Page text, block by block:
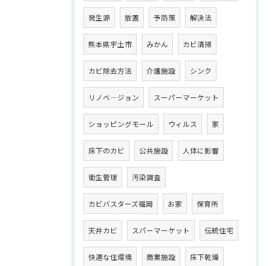
発生源 放置 予防策 解決法
熊本県宇土市 みかん カビ清掃
カビ除去方法 介護施設 シンク
リノベ―ジョン スーパーマーケット
ショッピングモール ウィルス 家
床下のカビ 公共施設 人体に影響
衛生管理 汚染調査
カビバスターズ福岡 お家 保育所
天井カビ スパーマーケット 伝統住宅
快適な住環境 商業施設 床下乾燥